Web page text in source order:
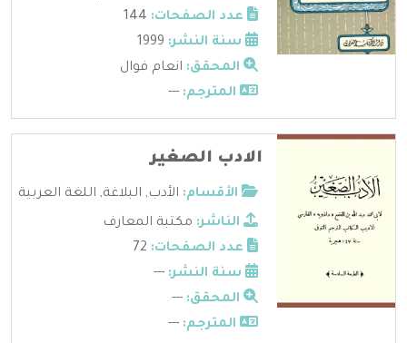
عدد الصفحات:
سنة النشر:
المحقق: انعام فوال
المترجم: ---
الادب الصغير
الأقسام: الأدب, البلاغة, اللغة العربية
الناشر: مكتبة المعارف
عدد الصفحات:
سنة النشر: ---
المحقق: ---
المترجم: ---